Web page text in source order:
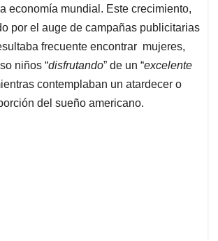
economía mundial. Este crecimiento,
por el auge de campañas publicitarias
frecuente encontrar mujeres,
niños “disfrutando” de un “excelente
contemplaban un atardecer o
del sueño americano.